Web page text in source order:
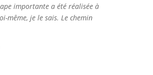
importante a été réalisée à
même, je le sais. Le chemin